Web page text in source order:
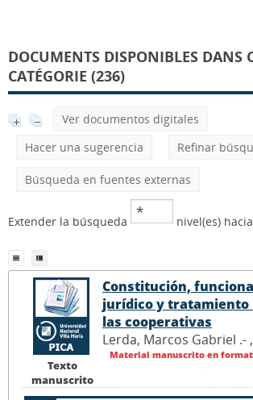
DOCUMENTS DISPONIBLES DANS
CATÉGORIE (236)
Ver documentos digitales
Hacer una sugerencia
Refinar
Búsqueda en fuentes externas
Extender la búsqueda nivel(es)
Texto
manuscrito
Constitución,
jurídico y tratamiento
las cooperativas
Lerda, Marcos Gabriel .- ,
Material manuscrito en